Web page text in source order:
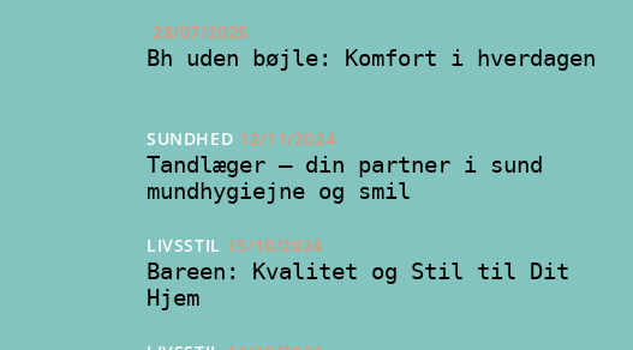
28/07/2025
Bh uden bøjle: Komfort i hverdagen
SUNDHED 12/11/2024
Tandlæger – din partner i sund
mundhygiejne og smil
LIVSSTIL 15/10/2024
Bareen: Kvalitet og Stil til Dit
Hjem